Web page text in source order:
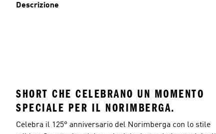
Descrizione
SHORT CHE CELEBRANO UN MOMENTO
SPECIALE PER IL NORIMBERGA.
Celebra il 125° anniversario del Norimberga con lo stile